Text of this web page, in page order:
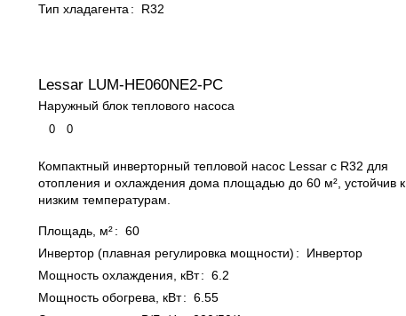
Тип хладагента : R32
Lessar LUM-HE060NE2-PC
Наружный блок теплового насоса
0 0
Компактный инверторный тепловой насос Lessar с R32 для
отопления и охлаждения дома площадью до 60 м², устойчив к
низким температурам.
Площадь, м²: 60
Инвертор (плавная регулировка мощности) :
Инвертор
Мощность охлаждения, кВт: 6.2
Мощность обогрева, кВт: 6.55